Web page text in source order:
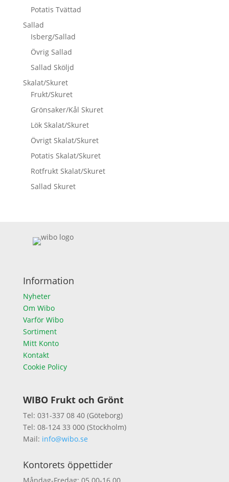
Potatis Tvättad
Sallad
Isberg/Sallad
Övrig Sallad
Sallad Sköljd
Skalat/Skuret
Frukt/Skuret
Grönsaker/Kål Skuret
Lök Skalat/Skuret
Övrigt Skalat/Skuret
Potatis Skalat/Skuret
Rotfrukt Skalat/Skuret
Sallad Skuret
Information
Nyheter
Om Wibo
Varför Wibo
Sortiment
Mitt Konto
Kontakt
Cookie Policy
WIBO Frukt och Grönt
Tel: 031-337 08 40 (Göteborg)
Tel: 08-124 33 000 (Stockholm)
Mail: info@wibo.se
Kontorets öppettider